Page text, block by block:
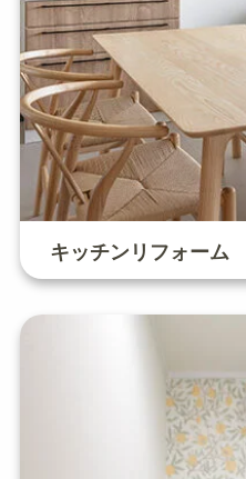
キッチンリフォーム